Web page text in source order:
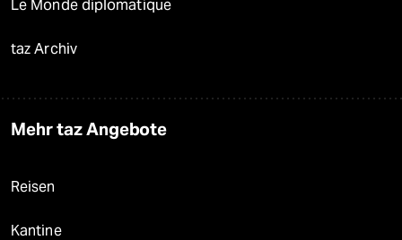
Le Monde diplomatique
taz Archiv
Mehr taz Angebote
Reisen
Kantine